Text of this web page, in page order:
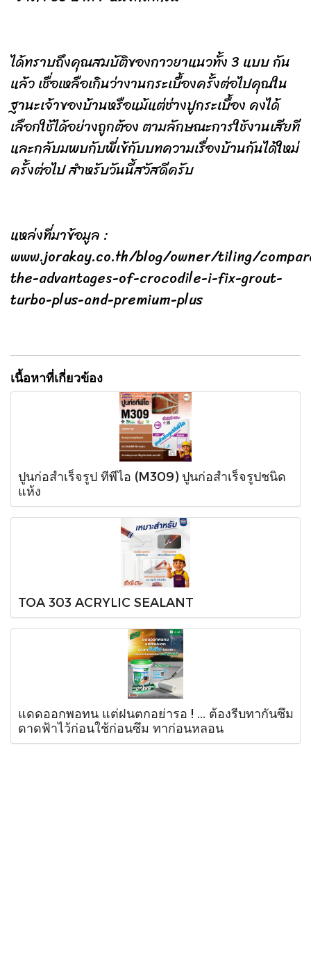
ได้ทราบถึงคุณสมบัติของกาวยาแนวทั้ง 3 แบบ กัน
แล้ว เชื่อเหลือเกินว่างานกระเบื้องครั้งต่อไปคุณใน
ฐานะเจ้าของบ้านหรือแม้แต่ช่างปูกระเบื้อง คงได้
เลือกใช้ได้อย่างถูกต้อง ตามลักษณะการใช้งานเสียที
และกลับมพบกับพี่เข้กับบทความเรื่องบ้านกันได้ใหม่
ครั้งต่อไป สำหรับวันนี้สวัสดีครับ
แหล่งที่มาข้อมูล :
www.jorakay.co.th/blog/owner/tiling/
the-advantages-of-crocodile-i-fix-grout-
turbo-plus-and-premium-plus
เนื้อหาที่เกี่ยวข้อง
ปูนก่อสำเร็จรูป ทีพีไอ (M309) ปูนก่อสำเร็จรูปชนิด
แห้ง
TOA 303 ACRYLIC SEALANT
แดดออกพอทน แต่ฝนตกอย่ารอ ! ... ต้องรีบทากันซึม
ดาดฟ้าไว้ก่อนใช้ก่อนซึม ทาก่อนหลอน